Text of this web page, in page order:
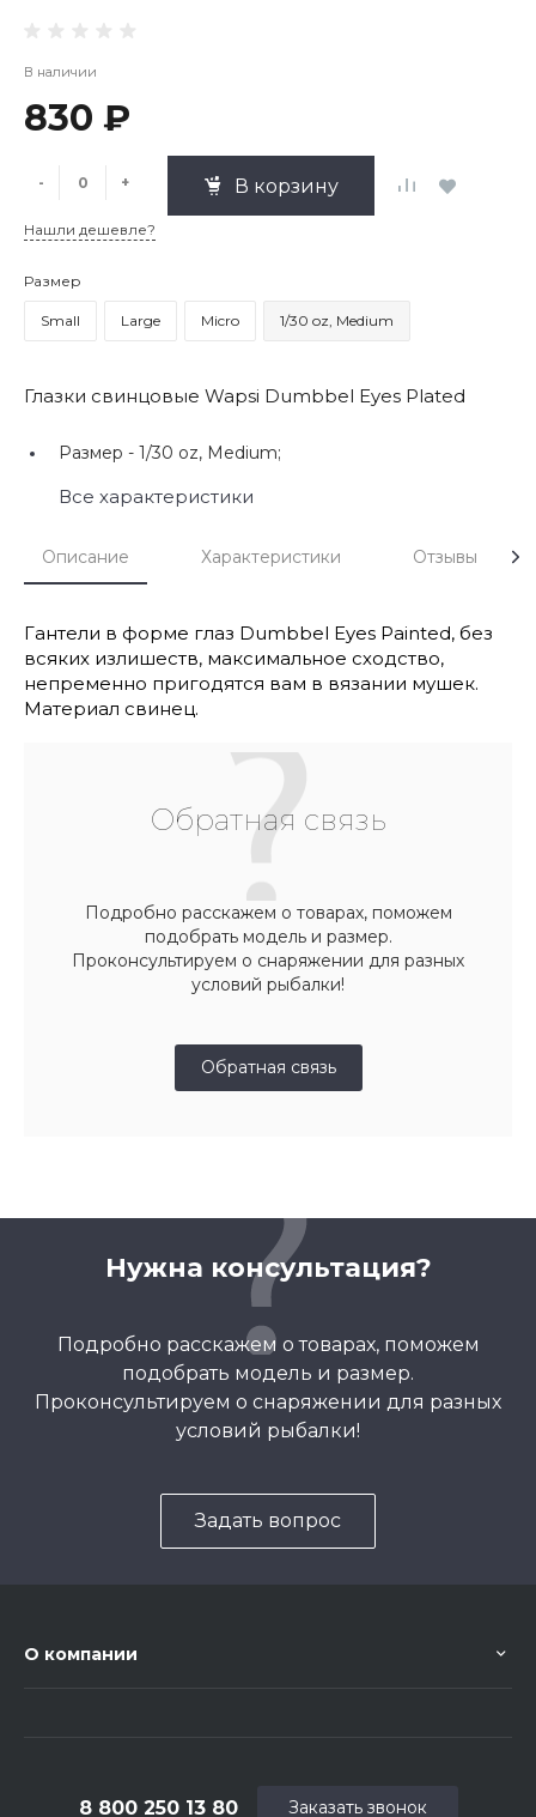
В наличии
830 ₽
- + В корзину
Нашли дешевле?
Размер
Small Large Micro 1/30 oz, Medium
Глазки свинцовые Wapsi Dumbbel Eyes Plated
Размер - 1/30 oz, Medium;
Все характеристики
Описание Характеристики Отзывы
Гантели в форме глаз Dumbbel Eyes Painted, без
всяких излишеств, максимальное сходство,
непременно пригодятся вам в вязании мушек.
Материал свинец.
Обратная связь
Подробно расскажем о товарах, поможем
подобрать модель и размер.
Проконсультируем о снаряжении для разных
условий рыбалки!
Обратная связь
Нужна консультация?
Подробно расскажем о товарах, поможем
подобрать модель и размер.
Проконсультируем о снаряжении для разных
условий рыбалки!
Задать вопрос
О компании
8 800 250 13 80 Заказать звонок